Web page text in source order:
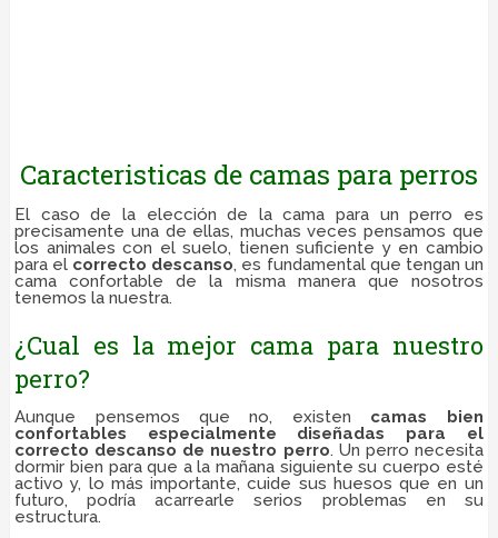
Caracteristicas de camas para perros
El caso de la elección de la cama para un perro es
precisamente una de ellas, muchas veces pensamos que
los animales con el suelo, tienen suficiente y en cambio
para el correcto descanso, es fundamental que tengan un
cama confortable de la misma manera que nosotros
tenemos la nuestra.
¿Cual es la mejor cama para nuestro
perro?
Aunque pensemos que no, existen camas bien
confortables especialmente diseñadas para el
correcto descanso de nuestro perro. Un perro necesita
dormir bien para que a la mañana siguiente su cuerpo esté
activo y, lo más importante, cuide sus huesos que en un
futuro, podría acarrearle serios problemas en su
estructura.